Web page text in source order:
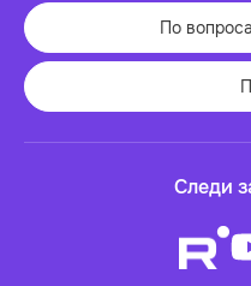
По
Следи